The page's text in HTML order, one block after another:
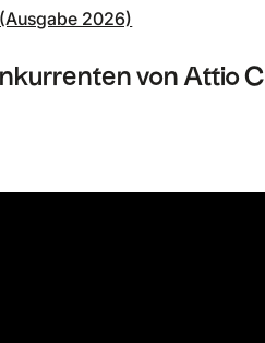
2026)
von Attio